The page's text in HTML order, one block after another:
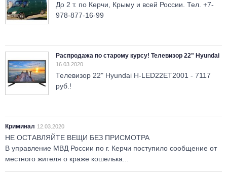
До 2 т. по Керчи, Крыму и всей России. Тел. +7-
978-877-16-99
Распродажа по старому курсу! Телевизор 22" Hyundai
16.03.2020
Телевизор 22" Hyundai H-LED22ET2001 - 7117
руб.!
Криминал 12.03.2020
НЕ ОСТАВЛЯЙТЕ ВЕЩИ БЕЗ ПРИСМОТРА
В управление МВД России по г. Керчи поступило сообщение от
местного жителя о краже кошелька...